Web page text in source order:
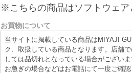
※こちらの商品はソフトウェア
お買物について
当サイトに掲載している商品はMIYAJI
ク、取扱している商品となります。店舗
しては品切れとなっている場合がござい
お急ぎの場合などはお電話にて一度ご確